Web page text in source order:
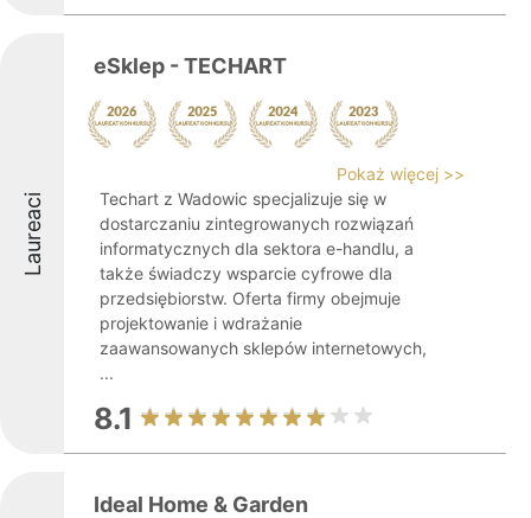
Laureaci
eSklep - TECHART
Pokaż więcej >>
Techart z Wadowic specjalizuje się w
dostarczaniu zintegrowanych rozwiązań
informatycznych dla sektora e-handlu, a
także świadczy wsparcie cyfrowe dla
przedsiębiorstw. Oferta firmy obejmuje
projektowanie i wdrażanie
zaawansowanych sklepów internetowych,
...
8.1
Ideal Home & Garden